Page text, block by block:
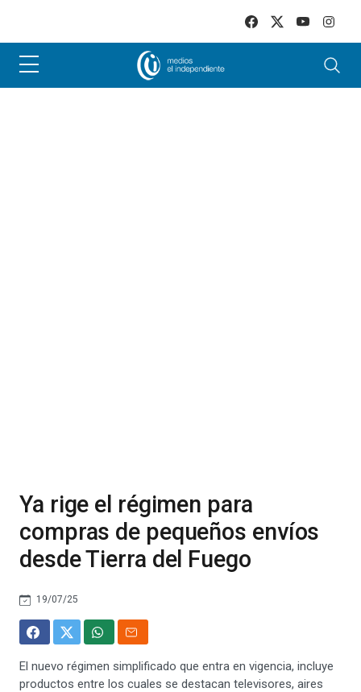
Ya rige el régimen para
compras de pequeños envíos
desde Tierra del Fuego
19/07/25
El nuevo régimen simplificado que entra en vigencia, incluye
productos entre los cuales se destacan televisores, aires